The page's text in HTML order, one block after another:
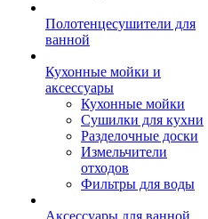
Полотенцесушители для
ванной
Кухонные мойки и
аксессуары
Кухонные мойки
Сушилки для кухни
Разделочные доски
Измельчители
отходов
Фильтры для воды
Аксессуары для ванной